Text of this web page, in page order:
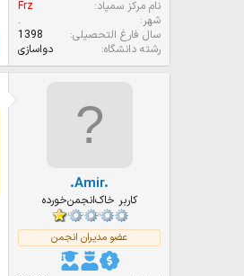
نام مرکز سمپاد
Frz
شهر
.
سال فارغ التحصیلی
1398
رشته دانشگاه
دواسازی
.Amir.
کاربر خاک‌انجمن‌خورده
عضو مدیران انجمن